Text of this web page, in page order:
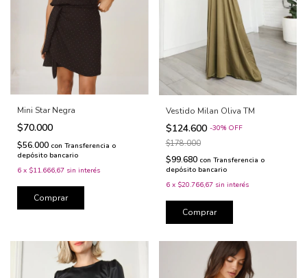
Mini Star Negra
$70.000
$56.000 con Transferencia o
depósito bancario
6 x $11.666,67 sin interés
Comprar
Vestido Milan Oliva TM
$124.600 -30% OFF
$178.000
$99.680 con Transferencia o
depósito bancario
6 x $20.766,67 sin interés
Comprar